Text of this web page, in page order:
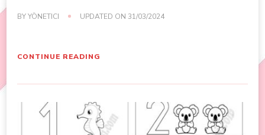
BYYÖNETICI UPDATED ON 31/03/2024
CONTINUE READING